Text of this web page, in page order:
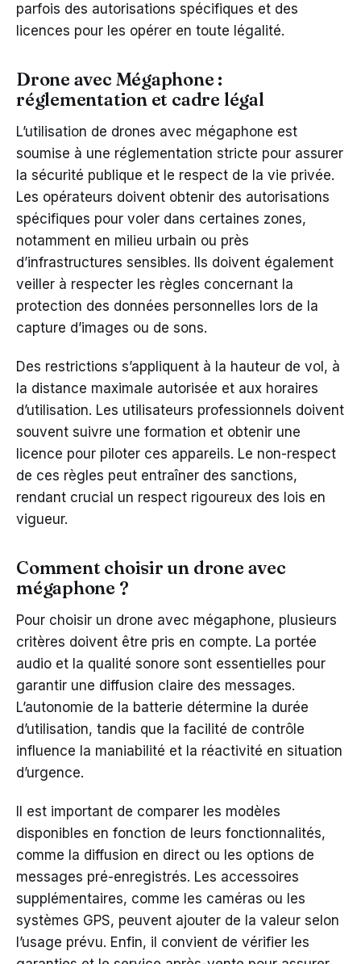
parfois des autorisations spécifiques et des
licences pour les opérer en toute légalité.
Drone avec Mégaphone :
réglementation et cadre légal
L’utilisation de drones avec mégaphone est
soumise à une réglementation stricte pour assurer
la sécurité publique et le respect de la vie privée.
Les opérateurs doivent obtenir des autorisations
spécifiques pour voler dans certaines zones,
notamment en milieu urbain ou près
d’infrastructures sensibles. Ils doivent également
veiller à respecter les règles concernant la
protection des données personnelles lors de la
capture d’images ou de sons.
Des restrictions s’appliquent à la hauteur de vol, à
la distance maximale autorisée et aux horaires
d’utilisation. Les utilisateurs professionnels doivent
souvent suivre une formation et obtenir une
licence pour piloter ces appareils. Le non-respect
de ces règles peut entraîner des sanctions,
rendant crucial un respect rigoureux des lois en
vigueur.
Comment choisir un drone avec
mégaphone ?
Pour choisir un drone avec mégaphone, plusieurs
critères doivent être pris en compte. La portée
audio et la qualité sonore sont essentielles pour
garantir une diffusion claire des messages.
L’autonomie de la batterie détermine la durée
d’utilisation, tandis que la facilité de contrôle
influence la maniabilité et la réactivité en situation
d’urgence.
Il est important de comparer les modèles
disponibles en fonction de leurs fonctionnalités,
comme la diffusion en direct ou les options de
messages pré-enregistrés. Les accessoires
supplémentaires, comme les caméras ou les
systèmes GPS, peuvent ajouter de la valeur selon
l’usage prévu. Enfin, il convient de vérifier les